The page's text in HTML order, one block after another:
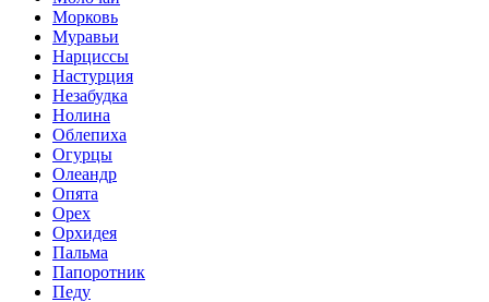
Морковь
Муравьи
Нарциссы
Настурция
Незабудка
Нолина
Облепиха
Огурцы
Олеандр
Опята
Орех
Орхидея
Пальма
Папоротник
Педу